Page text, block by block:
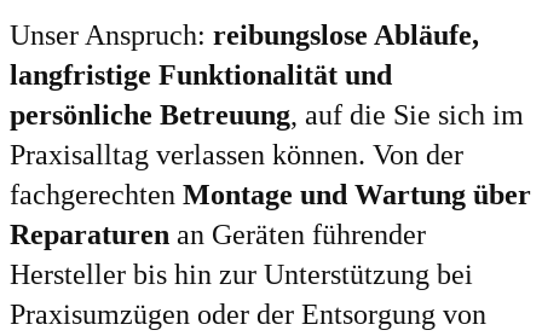
Unser Anspruch: reibungslose Abläufe,
langfristige Funktionalität und
persönliche Betreuung, auf die Sie sich im
Praxisalltag verlassen können. Von der
fachgerechten Montage und Wartung über
Reparaturen an Geräten führender
Hersteller bis hin zur Unterstützung bei
Praxisumzügen oder der Entsorgung von